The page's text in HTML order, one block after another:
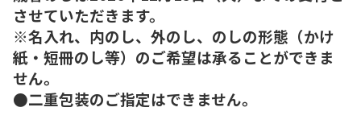
させていただきます。
※名入れ、内のし、外のし、のしの形態（かけ
紙・短冊のし等）のご希望は承ることができま
せん。
●二重包装のご指定はできません。